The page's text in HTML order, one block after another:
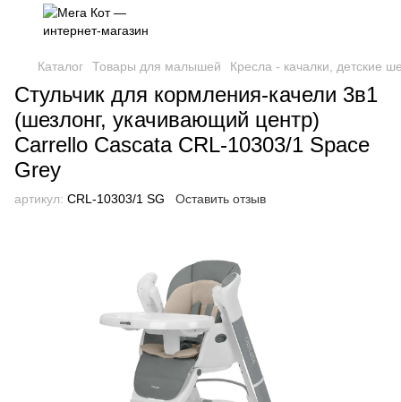
Каталог Товары для малышей Кресла - качалки, детские
Стульчик для кормления-качели 3в1
(шезлонг, укачивающий центр)
Carrello Cascata CRL-10303/1 Space
Grey
артикул: CRL-10303/1 SG Оставить отзыв